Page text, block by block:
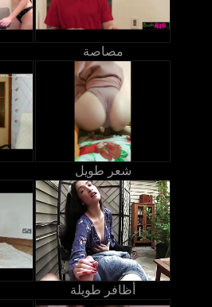
مصاصة
شعر طويل
أظافر طويلة